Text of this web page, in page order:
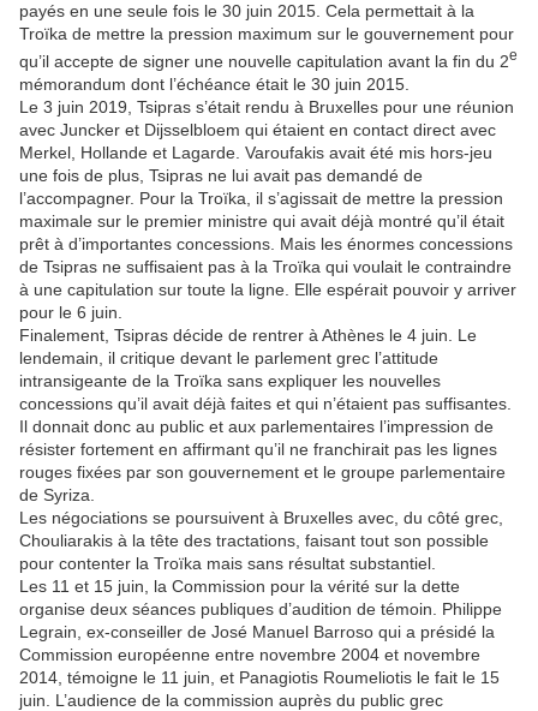
payés en une seule fois le 30 juin 2015. Cela permettait à la
Troïka de mettre la pression maximum sur le gouvernement pour
qu’il accepte de signer une nouvelle capitulation avant la fin du 2e
mémorandum dont l’échéance était le 30 juin 2015.
Le 3 juin 2019, Tsipras s’était rendu à Bruxelles pour une réunion
avec Juncker et Dijsselbloem qui étaient en contact direct avec
Merkel, Hollande et Lagarde. Varoufakis avait été mis hors-jeu
une fois de plus, Tsipras ne lui avait pas demandé de
l’accompagner. Pour la Troïka, il s’agissait de mettre la pression
maximale sur le premier ministre qui avait déjà montré qu’il était
prêt à d’importantes concessions. Mais les énormes concessions
de Tsipras ne suffisaient pas à la Troïka qui voulait le contraindre
à une capitulation sur toute la ligne. Elle espérait pouvoir y arriver
pour le 6 juin.
Finalement, Tsipras décide de rentrer à Athènes le 4 juin. Le
lendemain, il critique devant le parlement grec l’attitude
intransigeante de la Troïka sans expliquer les nouvelles
concessions qu’il avait déjà faites et qui n’étaient pas suffisantes.
Il donnait donc au public et aux parlementaires l’impression de
résister fortement en affirmant qu’il ne franchirait pas les lignes
rouges fixées par son gouvernement et le groupe parlementaire
de Syriza.
Les négociations se poursuivent à Bruxelles avec, du côté grec,
Chouliarakis à la tête des tractations, faisant tout son possible
pour contenter la Troïka mais sans résultat substantiel.
Les 11 et 15 juin, la Commission pour la vérité sur la dette
organise deux séances publiques d’audition de témoin. Philippe
Legrain, ex-conseiller de José Manuel Barroso qui a présidé la
Commission européenne entre novembre 2004 et novembre
2014, témoigne le 11 juin, et Panagiotis Roumeliotis le fait le 15
juin. L’audience de la commission auprès du public grec